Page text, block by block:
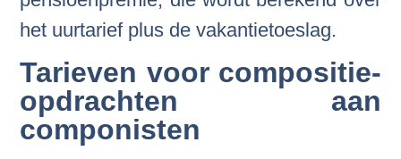
het uurtarief plus de vakantietoeslag.
Tarieven voor compositie-
opdrachten aan
componisten